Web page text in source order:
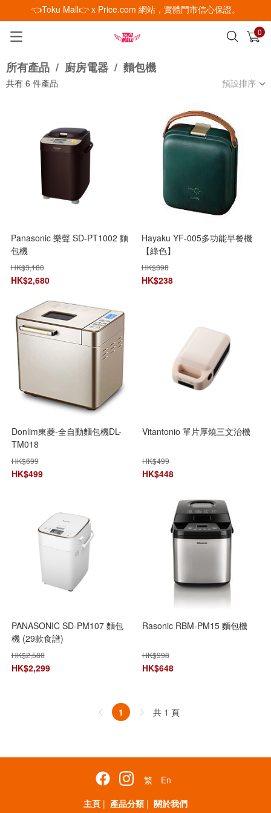
👈Toku Mall👉 x Price.com 網站，實體門市信心保證。
0
已加入購物車 查看
所有產品 / 廚房電器 / 麵包機
共有 6 件產品 預設排序
Panasonic 樂聲 SD-PT1002 麵
包機
HK$3,180
HK$2,680
Hayaku YF-005多功能早餐機
【綠色】
HK$398
HK$238
Donlim東菱-全自動麵包機DL-
TM018
HK$699
HK$499
Vitantonio 單片厚燒三文治機
HK$499
HK$448
PANASONIC SD-PM107 麵包
機 (29款食譜)
HK$2,580
HK$2,299
Rasonic RBM-PM15 麵包機
HK$998
HK$648
1 共 1 頁
繁
En
主頁 | 產品分類 | 關於我們